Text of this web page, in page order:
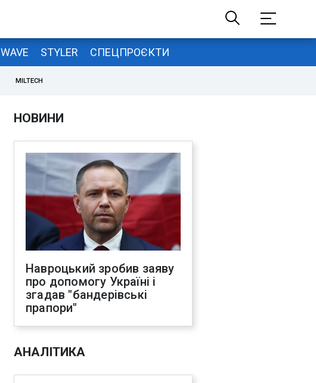
WAVE STYLER СПЕЦПРОЄКТИ
MILTECH
НОВИНИ
Навроцький зробив заяву
про допомогу Україні і
згадав "бандерівські
прапори"
АНАЛІТИКА